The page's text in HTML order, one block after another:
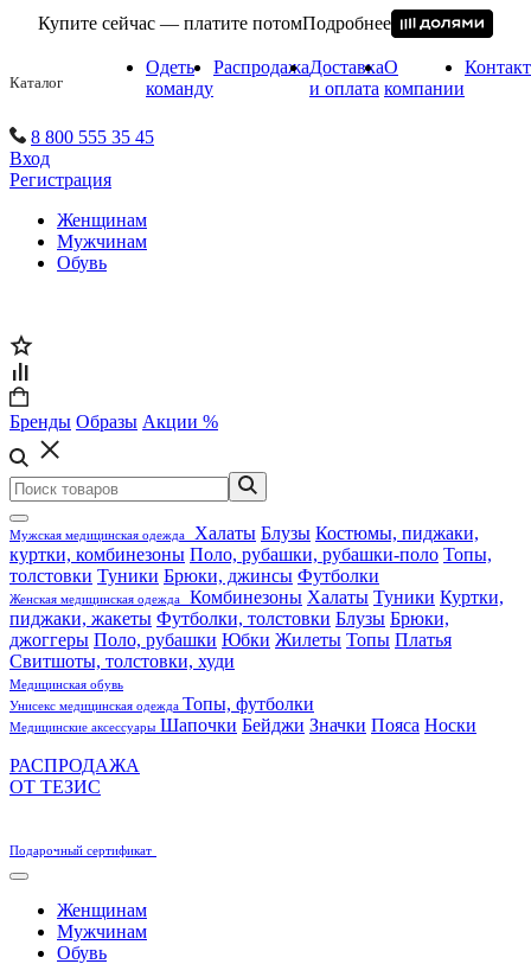
Купите сейчас — платите потомПодробнее
Каталог
Одеть
команду
РаспродажаДоставка
и оплата
О
компании
8 800 555 35 45
Вход
Регистрация
Женщинам
Мужчинам
Обувь
Бренды Образы Акции %
Мужская медицинская одежда Халаты Блузы Костюмы, пиджаки,
куртки, комбинезоны Поло, рубашки, рубашки-поло Топы,
толстовки Туники Брюки, джинсы Футболки
Женская медицинская одежда Комбинезоны Халаты Туники Куртки,
пиджаки, жакеты Футболки, толстовки Блузы Брюки,
джоггеры Поло, рубашки Юбки Жилеты Топы Платья
Свитшоты, толстовки, худи
Медицинская обувь
Унисекс медицинская одежда Топы, футболки
Медицинские аксессуары Шапочки Бейджи Значки Пояса Носки
РАСПРОДАЖА
ОТ ТЕЗИС
Подарочный сертификат
Женщинам
Мужчинам
Обувь